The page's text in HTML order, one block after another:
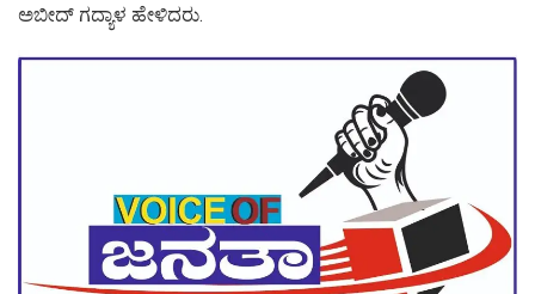
ಅಬೀದ್ ಗದ್ಯಾಳ ಹೇಳಿದರು.